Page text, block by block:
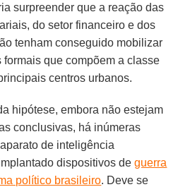
surpreender que a reação das
do setor financeiro e dos
tenham conseguido mobilizar
formais que compõem a classe
centros urbanos.
hipótese, embora não estejam
conclusivas, há inúmeras
de inteligência
dispositivos deguerra
político brasileiro. Deve se